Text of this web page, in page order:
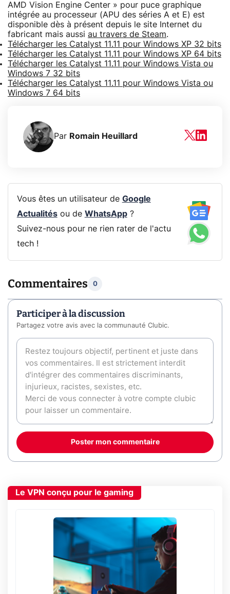
AMD Vision Engine Center » pour puce graphique
intégrée au processeur (APU des séries A et E) est
disponible dès à présent depuis le site Internet du
fabricant mais aussi au travers de Steam.
Télécharger les Catalyst 11.11 pour Windows XP 32 bits
Télécharger les Catalyst 11.11 pour Windows XP 64 bits
Télécharger les Catalyst 11.11 pour Windows Vista ou
Windows 7 32 bits
Télécharger les Catalyst 11.11 pour Windows Vista ou
Windows 7 64 bits
Par Romain Heuillard
Vous êtes un utilisateur de Google
Actualitésou de WhatsApp?
Suivez-nous pour ne rien rater de l'actu
tech !
Commentaires 0
Participer à la discussion
Partagez votre avis avec la communauté Clubic.
Poster mon commentaire
Le VPN conçu pour le gaming